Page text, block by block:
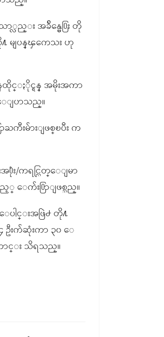
ာ္လည္း အခ်ိန္မေ႐ြး တို
႔ မျပန္ၾကေသး ဟု
ထိုင္ႏိုင္ရန္ အမိုးအကာ
ျပာသည္။
းမ်ားျဖစ္ၿပီး က
႐ုံး/ကရင္လြတ္ေျမာ
ေက်း႐ြာျဖစ္သည္။
ပါင္းအဖြဲ႕ တို႔
ဦးက်ဆုံးကာ ၃၀ ေ
ာင္း သိရသည္။